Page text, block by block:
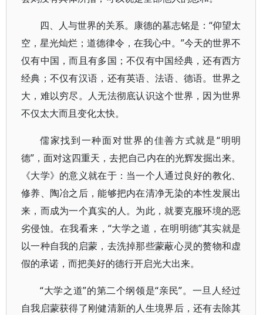
四、人与世界的关系。康德的墓志铭是：“仰望太
空，星光灿烂；道德律令，在我心中。”今天的世界不
仅有中国，而且有多国；不仅有中国经典，还有西方
经典；不仅有汉语，还有英语、法语、德语。世界之
大，难以穷尽。人无法彻底认识这个世界，因为世界
不仅太大而且变化太快。
儒家找到一种面对世界的佳善方式就是“明明
德”，面对这四重天，去把自己内在的光辉发掘出来。
《大学》的意义就在于：当一个人通过良好的教化、
修养、陶冶之后，能够把内在清净无染的本性发展出
来，而成为一个真实的人。为此，就要克服环境的恶
劣侵蚀。在我看来，“大学之道，在明明德”其实就是
以一种自我的启蒙，去洗掉那些蒙蔽心灵的赘物和虚
假的承诺，而把美好的德行开启光大出来。
“大学之道”的第二个纲领是“亲民”。一旦人经过
自我启蒙获得了刚健清新的人生境界后，还有去除其